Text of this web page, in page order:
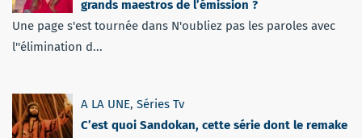
grands maestros de l’émission ?
Une page s'est tournée dans N'oubliez pas les paroles avec
l''élimination d...
A LA UNE, Séries Tv
C’est quoi Sandokan, cette série dont le remake